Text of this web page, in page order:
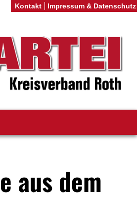
aus dem
Kontakt Impressum & Datenschutz